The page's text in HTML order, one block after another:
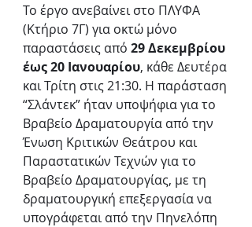
Το έργο ανεβαίνει στο ΠΛΥΦΑ
(Κτήριο 7Γ) για οκτώ μόνο
παραστάσεις από 29 Δεκεμβρίου
έως 20 Ιανουαρίου, κάθε Δευτέρα
και Τρίτη στις 21:30. Η παράσταση
“Σλάντεκ” ήταν υποψήφια για το
Βραβείο Δραματουργία από την
Ένωση Κριτικών Θεάτρου και
Παραστατικών Τεχνών για το
Βραβείο Δραματουργίας, με τη
δραματουργική επεξεργασία να
υπογράφεται από την Πηνελόπη